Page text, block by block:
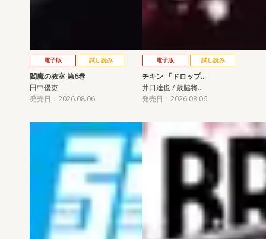
電子版 試し読み
閻魔の教室 第6巻
田中優吏
発売日：2026.08.06
電子版 試し読み
チキン 「ドロップ…
井口達也 / 歳脇将…
発売日：2026.08.06